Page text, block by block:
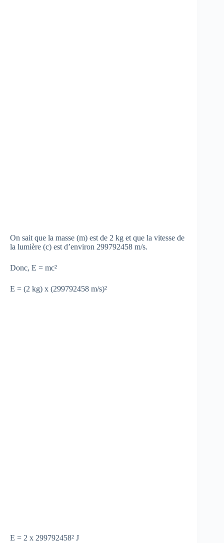
On sait que la masse (m) est de 2 kg et que la vitesse de
la lumière (c) est d’environ 299792458 m/s.
Donc, E = mc²
E = (2 kg) x (299792458 m/s)²
E = 2 x 299792458² J